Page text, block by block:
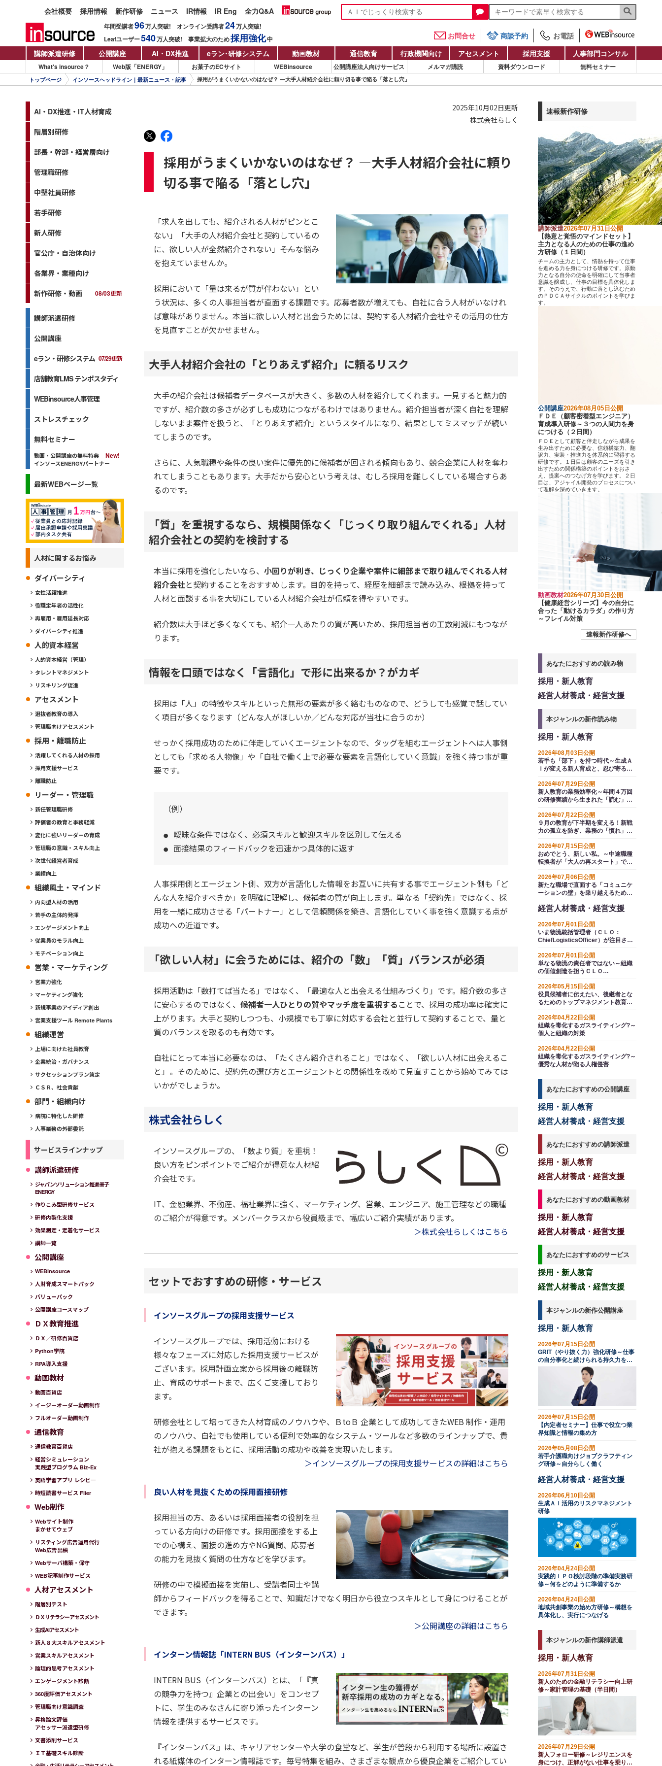
会社概要 採用情報 新作研修 ニュース IR情報 IR Eng 全力Q&A
年間受講者96万人突破! オンライン受講者24万人突破!
Leafユーザー540万人突破! 事業拡大のため採用強化中 お問合せ 商談予約
お電話
講師派遣研修
公開講座 AI・DX推進 eラン・研修システム 動画教材 通信教育 行政機関向け アセスメント 採用支援 人事部門コンサル
What's insource？ Web版「ENERGY」 お菓子のECサイト WEBinsource 公開講座法人向けサービス メルマガ購読 資料ダウンロード 無料セミナー
トップページ インソースヘッドライン｜最新ニュース・記事 採用がうまくいかないのはなぜ？ ―大手人材紹介会社に頼り切る事で陥る「落とし穴」
2025年10月02日更新
株式会社らしく
採用がうまくいかないのはなぜ？ ―大手人材紹介会社に頼り
切る事で陥る「落とし穴」
「求人を出しても、紹介される人材がピンとこ
ない」「大手の人材紹介会社と契約しているの
に、欲しい人が全然紹介されない」――そんな悩み
を抱えていませんか。
採用において「量は来るが質が伴わない」とい
う状況は、多くの人事担当者が直面する課題です。応募者数が増えても、自社に合う人材がいなけれ
ば意味がありません。本当に欲しい人材と出会うためには、契約する人材紹介会社やその活用の仕方
を見直すことが欠かせません。
大手人材紹介会社の「とりあえず紹介」に頼るリスク
大手の紹介会社は候補者データベースが大きく、多数の人材を紹介してくれます。一見すると魅力的
ですが、紹介数の多さが必ずしも成功につながるわけではありません。紹介担当者が深く自社を理解
しないまま案件を扱うと、「とりあえず紹介」というスタイルになり、結果としてミスマッチが続い
てしまうのです。
さらに、人気職種や条件の良い案件に優先的に候補者が回される傾向もあり、競合企業に人材を奪わ
れてしまうこともあります。大手だから安心という考えは、むしろ採用を難しくしている場合すらあ
るのです。
「質」を重視するなら、規模関係なく「じっくり取り組んでくれる」人材
紹介会社との契約を検討する
本当に採用を強化したいなら、 小回りが利き、じっくり企業や案件に細部まで取り組んでくれる人材
紹介会社と契約することをおすすめします。目的を持って、経歴を細部まで読み込み、根拠を持って
人材と面談する事を大切にしている人材紹介会社が信頼を得やすいです。
紹介数は大手ほど多くなくても、紹介一人あたりの質が高いため、採用担当者の工数削減にもつなが
ります。
情報を口頭ではなく「言語化」で形に出来るか？がカギ
採用は「人」の特徴やスキルといった無形の要素が多く絡むものなので、どうしても感覚で話してい
く項目が多くなります（どんな人がほしいか／どんな対応が当社に合うのか）
せっかく採用成功のために伴走していくエージェントなので、タッグを組むエージェントへは人事側
としても「求める人物像」や「自社で働く上で必要な要素を言語化していく意識」を強く持つ事が重
要です。
（例）
曖昧な条件ではなく、必須スキルと歓迎スキルを区別して伝える
面接結果のフィードバックを迅速かつ具体的に返す
人事採用側とエージェント側、双方が言語化した情報をお互いに共有する事でエージェント側も「ど
んな人を紹介すべきか」を明確に理解し、候補者の質が向上します。単なる「契約先」ではなく、採
用を一緒に成功させる「パートナー」として信頼関係を築き、言語化していく事を強く意識する点が
成功への近道です。
「欲しい人材」に会うためには、紹介の「数」「質」バランスが必須
採用活動は「数打てば当たる」ではなく、「最適な人と出会える仕組みづくり」です。紹介数の多さ
に安心するのではなく、 候補者一人ひとりの質やマッチ度を重視する ことで、採用の成功率は確実に
上がります。大手と契約しつつも、小規模でも丁寧に対応する会社と並行して契約することで、量と
質のバランスを取るのも有効です。
自社にとって本当に必要なのは、「たくさん紹介されること」ではなく、「欲しい人材に出会えるこ
と」。そのために、契約先の選び方とエージェントとの関係性を改めて見直すことから始めてみては
いかがでしょうか。
株式会社らしく
インソースグループの、「数より質」を重視！
良い方をピンポイントでご紹介が得意な人材紹
介会社です。
IT、金融業界、不動産、福祉業界に強く、マーケティング、営業、エンジニア、施工管理などの職種
のご紹介が得意です。メンバークラスから役員級まで、幅広いご紹介実績があります。
＞株式会社らしくはこちら
セットでおすすめの研修・サービス
インソースグループの採用支援サービス
インソースグループでは、採用活動における
様々なフェーズに対応した採用支援サービスが
ございます。採用計画立案から採用後の離職防
止、育成のサポートまで、広くご支援しており
ます。
研修会社として培ってきた人材育成のノウハウや、ＢtoＢ 企業として成功してきたWEB 制作・運用
のノウハウ、自社でも使用している便利で効率的なシステム・ツールなど多数のラインナップで、貴
社が抱える課題をもとに、採用活動の成功や改善を実現いたします。
＞インソースグループの採用支援サービスの詳細はこちら
良い人材を見抜くための採用面接研修
採用担当の方、あるいは採用面接者の役割を担
っている方向けの研修です。採用面接をする上
での心構え、面接の進め方やNG質問、応募者
の能力を見抜く質問の仕方などを学びます。
研修の中で模擬面接を実施し、受講者同士や講
師からフィードバックを得ることで、知識だけでなく明日から役立つスキルとして身につけることが
できます。
＞公開講座の詳細はこちら
インターン情報誌「INTERN BUS（インターンバス）」
INTERN BUS（インターンバス）とは、「『真
の競争力を持つ』企業との出会い」をコンセプ
トに、学生のみなさんに寄り添ったインターン
情報を提供するサービスです。
『インターンバス』は、キャリアセンターや大学の食堂など、学生が普段から利用する場所に設置さ
れる紙媒体のインターン情報誌です。毎号特集を組み、さまざまな観点から優良企業をご紹介してい
AI・DX推進・IT人材育成
階層別研修
部長・幹部・経営層向け
管理職研修
中堅社員研修
若手研修
新人研修
官公庁・自治体向け
各業界・業種向け
新作研修・動画 08/03更新
講師派遣研修
公開講座
eラン・研修システム 07/29更新
店舗教育LMS テンポスタディ
WEBinsource人事管理
ストレスチェック
無料セミナー
動画・公開講座の無料特典
インソースENERGYパートナー
最新WEBページ一覧
人材に関するお悩み
ダイバーシティ
女性活躍推進
役職定年者の活性化
再雇用・雇用延長対応
ダイバーシティ推進
人的資本経営
人的資本経営（管理）
タレントマネジメント
リスキリング促進
アセスメント
選抜者教育の導入
管理職向けアセスメント
採用・離職防止
活躍してくれる人材の採用
採用支援サービス
離職防止
リーダー・管理職
新任管理職研修
評価者の教育と事務軽減
変化に強いリーダーの育成
管理職の意識・スキル向上
次世代経営者育成
業績向上
組織風土・マインド
内向型人材の活用
若手の主体的発揮
エンゲージメント向上
従業員のモラル向上
モチベーション向上
営業・マーケティング
営業力強化
マーケティング強化
新規事業のアイディア創出
営業支援ツール Remote Plants
組織運営
上場に向けた社員教育
企業統治・ガバナンス
サクセッションプラン策定
ＣＳＲ、社会貢献
部門・組織向け
病院に特化した研修
人事業務の外部委託
サービスラインナップ
講師派遣研修
ジャパンソリューション推進冊子
ENERGY
作りこみ型研修サービス
研修内製化支援
効果測定・定着化サービス
講師一覧
公開講座
WEBinsource
人財育成スマートパック
バリューパック
公開講座コースマップ
ＤＸ教育推進
ＤＸ／研修百貨店
Python学院
RPA導入支援
動画教材
動画百貨店
イージーオーダー動画制作
フルオーダー動画制作
通信教育
通信教育百貨店
経営シミュレーション
実践型プログラム Biz-Ex
英語学習アプリ レシピ―
時短読書サービス Flier
Web制作
Webサイト制作
まかせてウェブ
リスティング広告運用代行
Web広告出稿
Webサーバ構築・保守
WEB記事制作サービス
人材アセスメント
階層別テスト
ＤＸリテラシーアセスメント
生成AIアセスメント
新人８大スキルアセスメント
営業スキルアセスメント
論理的思考アセスメント
エンゲージメント診断
360度評価アセスメント
管理職向け意識調査
昇格論文評価
アセッサー派遣型研修
文書添削サービス
ＩＴ基礎スキル診断
速報新作研修
講師派遣2026年07月31日公開
【熱意と覚悟のマインドセット】
主力となる人のための仕事の進め
方研修（１日間）
チームの主力として、情熱を持って仕事
を進める力を身につける研修です。原動
力となる自分の使命を明確にして当事者
意識を醸成し、仕事の目標を具体化しま
す。そのうえで、行動に落とし込むため
のＰＤＣＡサイクルのポイントを学びま
す。
公開講座2026年08月05日公開
ＦＤＥ（顧客密着型エンジニア）
育成導入研修～３つの人間力を身
につける（２日間）
ＦＤＥとして顧客と伴走しながら成果を
生み出すために必要な、信頼構築力、翻
訳力、実装・推進力を体系的に習得する
研修です。１日目は顧客のニーズを引き
出すための関係構築のポイントをおさ
え、提案へのつなげ方を学びます。２日
目は、アジャイル開発のプロセスについ
て理解を深めていきます。
動画教材2026年07月30日公開
【健康経営シリーズ】今の自分に
合った「動けるカラダ」の作り方
～フレイル対策
速報新作研修へ
あなたにおすすめの読み物
採用・新人教育
経営人材養成・経営支援
本ジャンルの新作読み物
採用・新人教育
2026年08月03日公開
若手も「部下」を持つ時代～生成Ａ
Ｉが変える新人育成と、忍び寄る選
2026年07月29日公開
新人教育の業務効率化～年間４万回
の研修実績から生まれた「読む」か
2026年07月22日公開
９月の教育が下半期を変える！新戦
力の孤立を防ぎ、業務の「慣れ」か
2026年07月15日公開
おめでとう、新しい私。～中途職種
転換者が「大人の再スタート」で即
2026年07月06日公開
新たな職場で直面する「コミュニケ
ーションの壁」を乗り越えるための
経営人材養成・経営支援
2026年07月01日公開
いま物流統括管理者（ＣＬＯ：
ChiefLogisticsOfficer）が注目され
先へ
2026年07月01日公開
単なる物流の責任者ではない～組織
の価値創造を担うＣＬＯ
ームをいかに育てるか
2026年05月15日公開
役員候補者に伝えたい、後継者とな
るためのトップマネジメント教育の
2026年04月22日公開
組織を毒化するガスライティング?～
個人と組織の対策
2026年04月22日公開
組織を毒化するガスライティング?～
優秀な人材が陥る人権侵害
あなたにおすすめの公開講座
採用・新人教育
経営人材養成・経営支援
あなたにおすすめの講師派遣
採用・新人教育
経営人材養成・経営支援
あなたにおすすめの動画教材
採用・新人教育
経営人材養成・経営支援
あなたにおすすめのサービス
採用・新人教育
経営人材養成・経営支援
本ジャンルの新作公開講座
採用・新人教育
2026年07月15日公開
GRIT（やり抜く力）強化研修～仕事
の自分事化と続けられる持久力を育
む
2026年07月15日公開
【内定者セミナー】仕事で役立つ業
界知識と情報の集め方
2026年05月08日公開
若手介護職向けジョブクラフティン
グ研修～自分らしく働く
経営人材養成・経営支援
2026年06月10日公開
生成ＡＩ活用のリスクマネジメント
研修
2026年04月24日公開
実践的ＩＰＯ検討段階の準備実務研
修～何をどのように準備するか
2026年04月24日公開
地域共創事業の始め方研修～構想を
具体化し、実行につなげる
本ジャンルの新作講師派遣
採用・新人教育
2026年07月31日公開
新人のための金融リテラシー向上研
修～家計管理の基礎（半日間）
2026年07月29日公開
新人フォロー研修～レジリエンスを
身につけ、正解がない仕事を乗り越